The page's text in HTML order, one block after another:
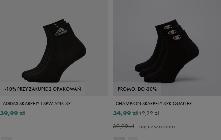
-10% PRZY ZAKUPIE 2 OPAKOWAŃ
ADIDAS SKARPETY T SPW ANK 3P
39,99 zł
PROMO: DO -30%
CHAMPION SKARPETY 3PK QUARTER
49,99 zł
34,99 zł
39,99 zł- najniższa cena